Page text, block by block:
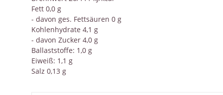
Fett 0,0 g
- davon ges. Fettsäuren 0 g
Kohlenhydrate 4,1 g
- davon Zucker 4,0 g
Ballaststoffe: 1,0 g
Eiweiß: 1,1 g
Salz 0,13 g